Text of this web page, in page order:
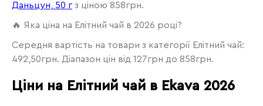
Даньцун, 50 г з ціною 858грн.
🔥 Яка ціна на Елітний чай в 2026 році?
Середня вартість на товари з категорії Елітний чай:
492,50грн. Діапазон цін від 127грн до 858грн.
Ціни на Елітний чай в Ekava 2026